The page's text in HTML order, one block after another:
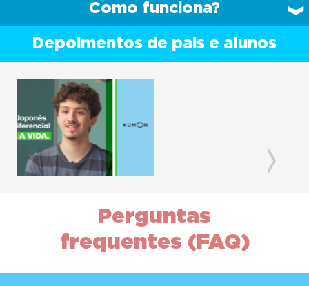
Como funciona?
Depoimentos de pais e alunos
Previous
Perguntas
frequentes (FAQ)